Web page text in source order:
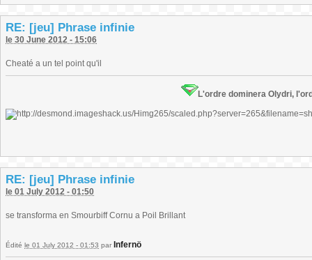
RE: [jeu] Phrase infinie
le 30 June 2012 - 15:06
Cheaté a un tel point qu'il
L'ordre dominera Olydri,
RE: [jeu] Phrase infinie
le 01 July 2012 - 01:50
se transforma en Smourbiff Cornu a Poil Brillant
Édité le 01 July 2012 - 01:53 par Infernö